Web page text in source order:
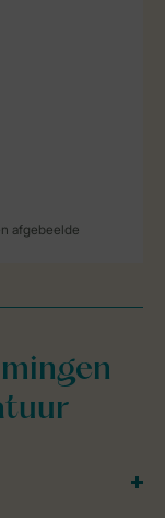
afgebeelde